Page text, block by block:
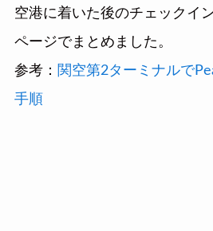
空港に着いた後のチェックイ
ページでまとめました。
参考： 関空第2ターミナルで
手順